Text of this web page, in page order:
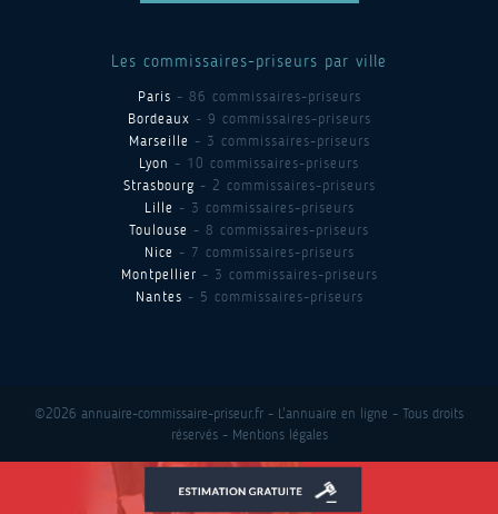
Les commissaires-priseurs par ville
Paris - 86 commissaires-priseurs
Bordeaux - 9 commissaires-priseurs
Marseille - 3 commissaires-priseurs
Lyon - 10 commissaires-priseurs
Strasbourg - 2 commissaires-priseurs
Lille - 3 commissaires-priseurs
Toulouse - 8 commissaires-priseurs
Nice - 7 commissaires-priseurs
Montpellier - 3 commissaires-priseurs
Nantes - 5 commissaires-priseurs
©2026 annuaire-commissaire-priseur.fr - L'annuaire en ligne - Tous droits
réservés - Mentions légales